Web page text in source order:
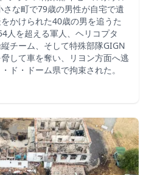
な町で79歳の男性が自宅で遺
かけられた40歳の男を追うた
人を超える軍人、ヘリコプタ
チーム、そして特殊部隊GIGN
して車を奪い、リヨン方面へ逃
ド・ドーム県で拘束された。